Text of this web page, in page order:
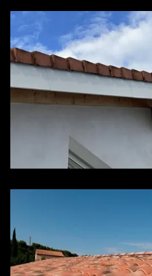
Devis habillage
73 Savoie